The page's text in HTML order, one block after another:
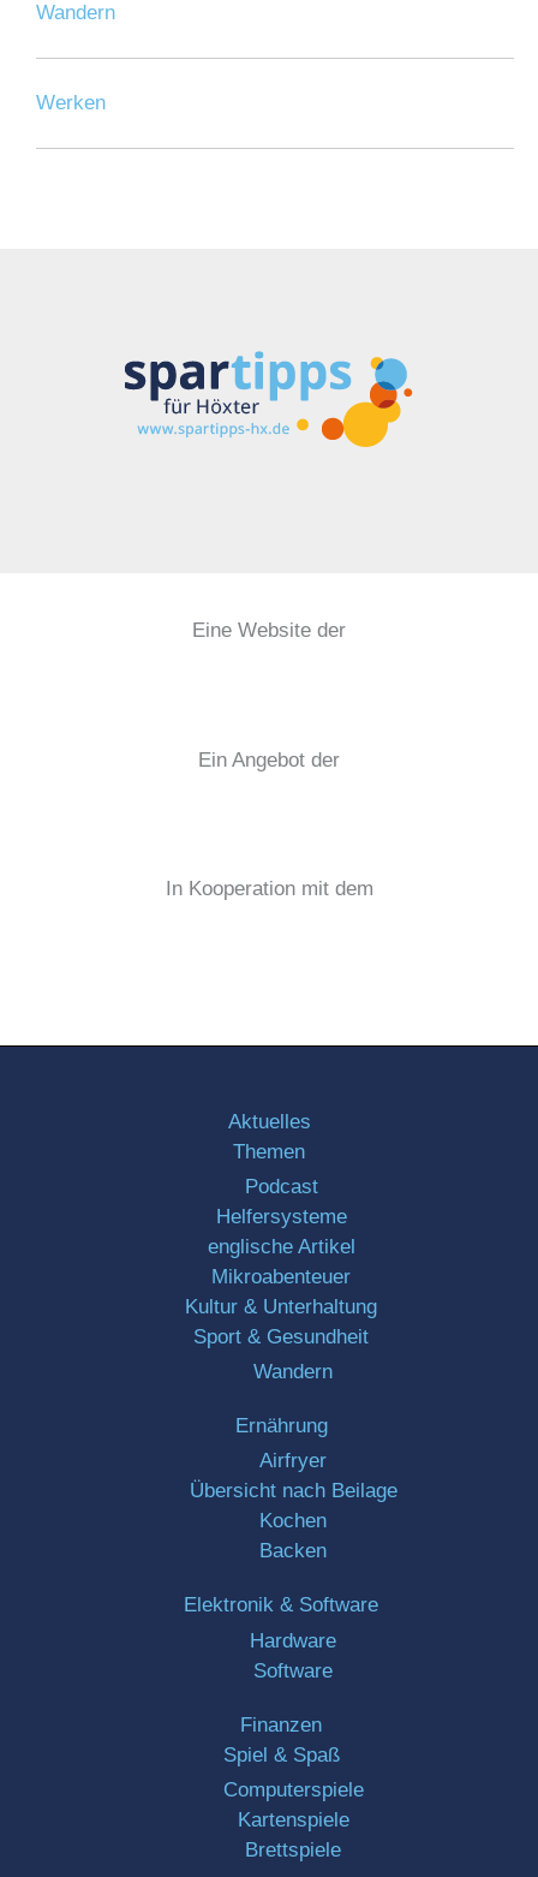
Wandern
Werken
Eine Website der
Ein Angebot der
In Kooperation mit dem
Aktuelles
Themen
Podcast
Helfersysteme
englische Artikel
Mikroabenteuer
Kultur & Unterhaltung
Sport & Gesundheit
Wandern
Ernährung
Airfryer
Übersicht nach Beilage
Kochen
Backen
Elektronik & Software
Hardware
Software
Finanzen
Spiel & Spaß
Computerspiele
Kartenspiele
Brettspiele